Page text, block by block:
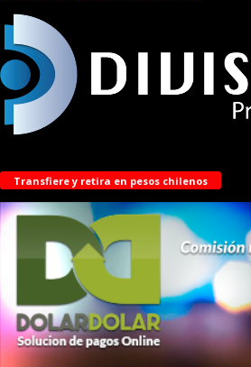
Transfiere y retira en pesos chilenos